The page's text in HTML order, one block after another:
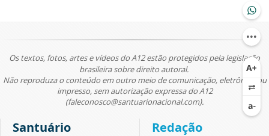
Os textos, fotos, artes e vídeos do A12 estão protegidos pela legislação
brasileira sobre direito autoral.
Não reproduza o conteúdo em outro meio de comunicação, eletrônico ou
impresso, sem autorização expressa do A12
(faleconosco@santuarionacional.com).
Santuário Redação